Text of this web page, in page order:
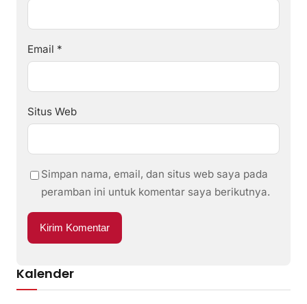
Email *
Situs Web
Simpan nama, email, dan situs web saya pada
peramban ini untuk komentar saya berikutnya.
Kalender